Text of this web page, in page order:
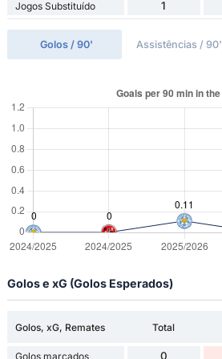
Jogos Substituído 1
Golos / 90' Assistências / 90'
Golos e xG (Golos Esperados)
Golos, xG, Remates Total
Golos marcados 0